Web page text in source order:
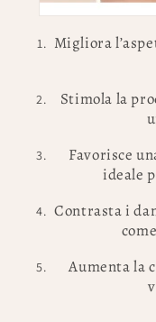
Migliora
Stimola la
Favorisce
ideale
Contrasta i
Aumenta la